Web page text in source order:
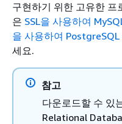
구현하기 위한 고유한 프
은 SSL을 사용하여
을 사용하여
세요.
참고
다운로드할 수 있
Relational